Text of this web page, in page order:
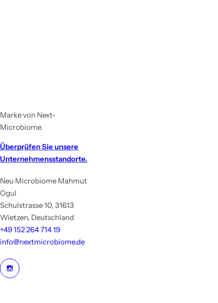
Marke von Next-
Microbiome.
Überprüfen Sie unsere
Unternehmensstandorte.
Neu Microbiome Mahmut
Ogul
Schulstrasse 10, 31613
Wietzen, Deutschland
+49 152 264 714 19
info@nextmicrobiome.de